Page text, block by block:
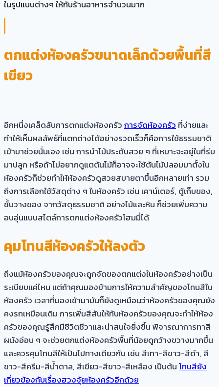
ในรูปแบบต่างๆ ให้กับร้านอาหารจำนวนมาก
ตกแต่งห้องครัวขนาดเล็กด้วยพื้นที่สี
เขียว
อีกหนึ่งเคล็ดลับการตกแต่งห้องครัวการจัดห้องครัว ที่ง่ายและ
ทำให้เห็นผลลัพธ์ที่แตกต่างได้อย่างรวดเร็วก็คือการใช้ธรรมชาติ
เข้ามาช่วยนั่นเอง เช่น การนำไม้ประดับสวย ๆ ที่เหมาะจะอยู่ในที่ร่ม
มาปลูก หรือถ้าไม่อยากดูแตต้นไม้ก็อาจจะใช้ต้นไม้ปลอมมาตั้งใน
ห้องครัวก็ช่วยทำให้ห้องครัวดูสวยสบายตาขึ้นอีกหลายเท่า รวม
ถึงการเลือกใช้วัสดุต่าง ๆ ในห้องครัว เช่น เคาน์เตอร์, ตู้เก็บของ,
ชั้นวางของ จากวัสดุธรรมชาติ อย่างไม้และหิน ก็ช่วยเพิ่มความ
อบอุ่นแบบสไตล์การตกแต่งห้องครัวโฮมมี่ได้
คุมโทนสีห้องครัวให้ลงตัว
ถึงแม้ห้องครัวของคุณจะถูกจัดของตกแต่งในห้องครัวอย่างเป็น
ระเบียบแค่ไหน แต่ถ้าคุณมองข้ามการให้ความสำคัญของโทนสีใน
ห้องครัว เวลาที่มองเข้ามามันก็ยังดูเหมือนว่าห้องครัวของคุณยัง
คงรกเหมือนเดิม การเพิ่มสีสันให้กับห้องครัวของคุณจะทำให้ห้อง
ครัวของคุณรู้สึกมีชีวิตชีวาและน่าสนใจยิ่งขึ้น พิจารณาการทาสี
ผนังอ่อน ๆ จะช่วยตกแต่งห้องครัวพื้นที่น้อยดูกว้างขวางมากขึ้น
และควรคุมโทนสีให้เป็นไปทางเดียวกัน เช่น สีเทา-สีขาว-สีดำ, สี
ขาว-สีครีม-สีน้ำตาล, สีเขียว-สีขาว-สีเหลือง เป็นต้นโทนสียัง
เกี่ยวข้องกับเรื่องฮวงจุ้ยห้องครัวอีกด้วย